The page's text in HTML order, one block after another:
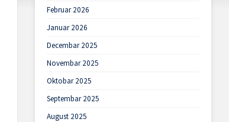
Februar 2026
Januar 2026
Decembar 2025
Novembar 2025
Oktobar 2025
Septembar 2025
August 2025